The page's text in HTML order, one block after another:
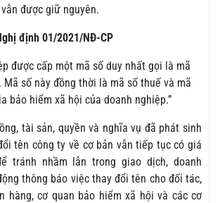
được giữ nguyên.
định 01/2021/NĐ-CP
được cấp một mã số duy nhất gọi là mã
Mã số này đồng thời là mã số thuế và mã
bảo hiểm xã hội của doanh nghiệp.”
tài sản, quyền và nghĩa vụ đã phát sinh
tên công ty về cơ bản vẫn tiếp tục có giá
tránh nhầm lẫn trong giao dịch, doanh
thông báo việc thay đổi tên cho đối tác,
hàng, cơ quan bảo hiểm xã hội và các cơ